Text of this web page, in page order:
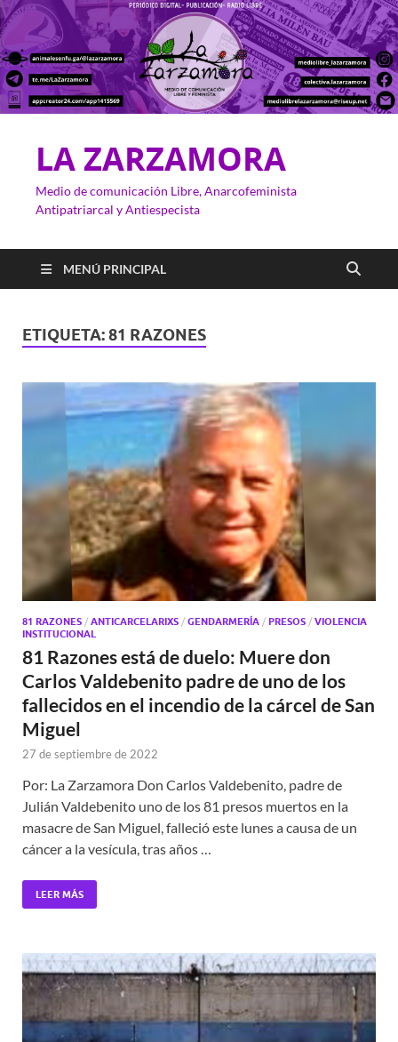
LA ZARZAMORA
Medio de comunicación Libre, Anarcofeminista
Antipatriarcal y Antiespecista
MENÚ PRINCIPAL
ETIQUETA:81 RAZONES
81 RAZONES / ANTICARCELARIXS / GENDARMERÍA / PRESOS / VIOLENCIA
INSTITUCIONAL
81 Razones está de duelo: Muere don
Carlos Valdebenito padre de uno de los
fallecidos en el incendio de la cárcel de San
Miguel
27 de septiembre de 2022
Por: La Zarzamora Don Carlos Valdebenito, padre de
Julián Valdebenito uno de los 81 presos muertos en la
masacre de San Miguel, falleció este lunes a causa de un
cáncer a la vesícula, tras años …
LEER MÁS